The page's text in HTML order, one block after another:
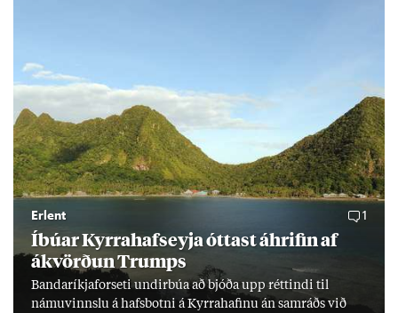
Erlent 1
Íbú­ar Kyrra­hafs­eyja ótt­ast áhrif­in af
ákvörð­un Trumps
Banda­ríkja­for­seti und­ir­búa að bjóða upp rétt­indi til
námu­vinnslu á hafs­botni á Kyrra­haf­inu án sam­ráðs við